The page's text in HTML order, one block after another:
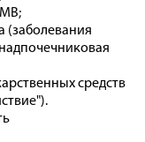
(заболевания
средств